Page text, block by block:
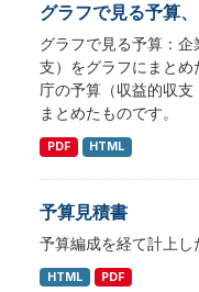
グラフで見る予算
グラフで見る予算：
支）をグラフにまと
庁の予算（収益的収
まとめたものです。
PDF HTML
予算見積書
予算編成を経て計上
HTML PDF